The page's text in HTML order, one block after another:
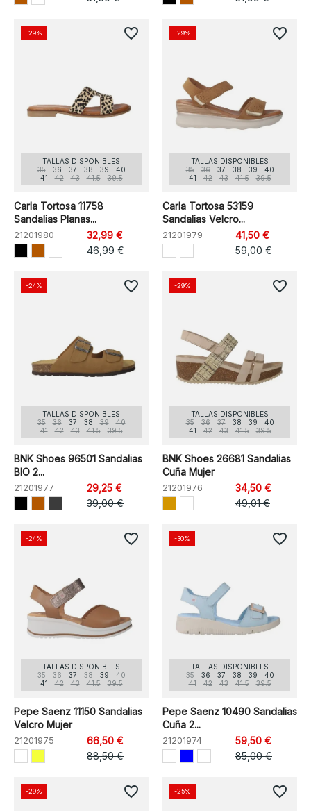
TALLAS DISPONIBLES
35
36 37 38 39
40
41
42 43 41.5 39.5
Carla Tortosa 11758
Sandalias Planas...
21201980
32,99 €
46,99 €
-29% favorite_border
TALLAS DISPONIBLES
35
36 37 38 39
40
41
42 43 41.5 39.5
Carla Tortosa 53159
Sandalias Velcro...
21201979
41,50 €
59,00 €
-29% favorite_border
TALLAS DISPONIBLES
35
36 37 38 39
40
41
42 43 41.5 39.5
BNK Shoes 96501 Sandalias
BIO 2...
21201977
29,25 €
39,00 €
-24% favorite_border
TALLAS DISPONIBLES
35
36 37 38 39
40
41
42 43 41.5 39.5
BNK Shoes 26681 Sandalias
Cuña Mujer
21201976
34,50 €
49,01 €
-29% favorite_border
TALLAS DISPONIBLES
35
36 37 38 39
40
41
42 43 41.5 39.5
Pepe Saenz 11150 Sandalias
Velcro Mujer
21201975
66,50 €
88,50 €
-24% favorite_border
TALLAS DISPONIBLES
35
36 37 38 39
40
41
42 43 41.5 39.5
Pepe Saenz 10490 Sandalias
Cuña 2...
21201974
59,50 €
85,00 €
-30% favorite_border
-29% favorite_border -25% favorite_border